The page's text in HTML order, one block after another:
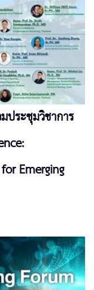
ระชุมวิชาการ
Emerging